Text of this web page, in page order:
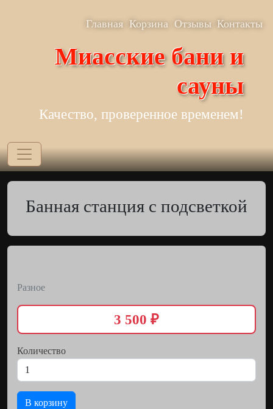
Верхнее меню
Главная Корзина Отзывы Контакты
Миасские бани и
сауны
Качество, проверенное временем!
Банная станция с подсветкой
Разное
3 500 ₽
Количество
В корзину